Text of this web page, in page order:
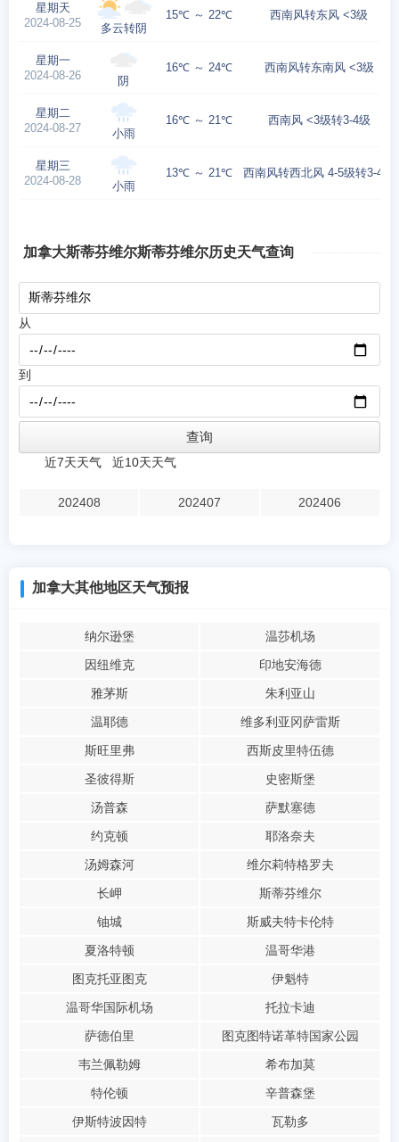
星期天
2024-08-25
多云转阴
15℃ ～ 22℃ 西南风转东风 <3级
星期一
2024-08-26
阴
16℃ ～ 24℃ 西南风转东南风 <3级
星期二
2024-08-27
小雨
16℃ ～ 21℃ 西南风 <3级转3-4级
星期三
2024-08-28
小雨
13℃ ～ 21℃ 西南风转西北风 4-5级转3-4级
加拿大斯蒂芬维尔斯蒂芬维尔历史天气查询
从
到
近7天天气 近10天天气
202408 202407 202406
加拿大其他地区天气预报
纳尔逊堡
温莎机场
因纽维克
印地安海德
雅茅斯
朱利亚山
温耶德
维多利亚冈萨雷斯
斯旺里弗
西斯皮里特伍德
圣彼得斯
史密斯堡
汤普森
萨默塞德
约克顿
耶洛奈夫
汤姆森河
维尔莉特格罗夫
长岬
斯蒂芬维尔
铀城
斯威夫特卡伦特
夏洛特顿
温哥华港
图克托亚图克
伊魁特
温哥华国际机场
托拉卡迪
萨德伯里
图克图特诺革特国家公园
韦兰佩勒姆
希布加莫
特伦顿
辛普森堡
伊斯特波因特
瓦勒多